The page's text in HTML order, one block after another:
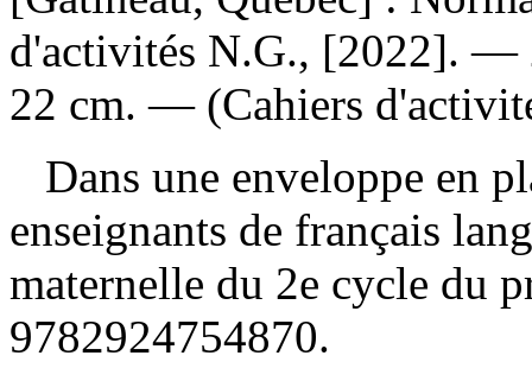
d'activités N.G., [2022]. —
22 cm. — (Cahiers
Dans une enveloppe en
enseignants de français
maternelle du 2e cycle du
9782924754870.